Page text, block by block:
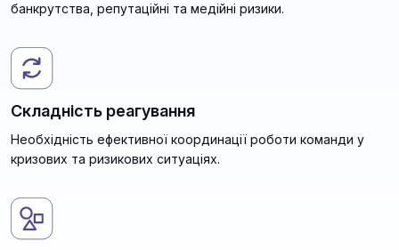
банкрутства, репутаційні та медійні ризики.
Складність реагування
Необхідність ефективної координації роботи команди у
кризових та ризикових ситуаціях.